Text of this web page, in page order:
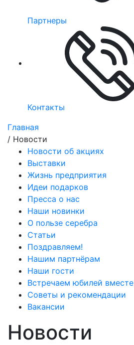
Партнеры
Контакты
Главная
/ Новости
Новости об акциях
Выставки
Жизнь предприятия
Идеи подарков
Пресса о нас
Наши новинки
О пользе серебра
Статьи
Поздравляем!
Нашим партнёрам
Наши гости
Встречаем юбилей вместе
Советы и рекомендации
Вакансии
Новости